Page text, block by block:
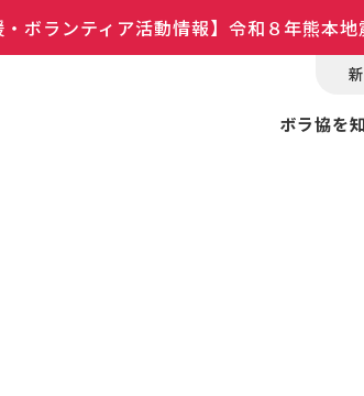
・ボランティア活動情報】令和８年熊本
ボラ協を